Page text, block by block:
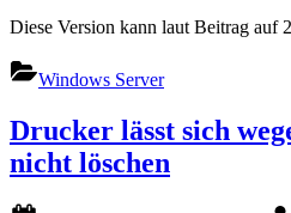
Diese Version kann laut Beitrag auf
Windows Server
Drucker lässt sich
nicht löschen